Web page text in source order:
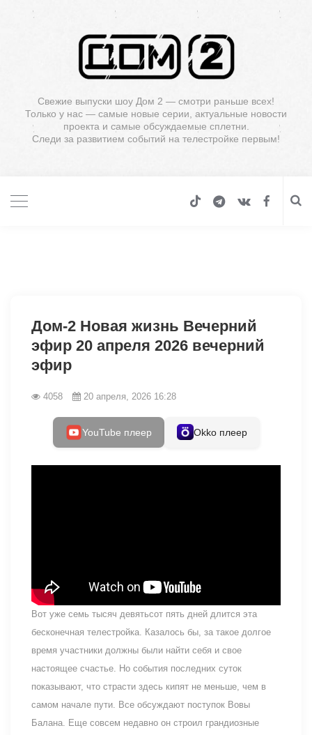
Свежие выпуски шоу Дом 2 — смотри раньше всех!
Только у нас — самые новые серии, актуальные новости
проекта и самые обсуждаемые сплетни.
Следи за развитием событий на телестройке первым!
Дом-2 Новая жизнь Вечерний
эфир 20 апреля 2026 вечерний
эфир
4058 20 апреля, 2026 16:28
YouTube плеер Okko плеер
Вот уже семь тысяч девятьсот пять дней длится эта
бесконечная телестройка. Казалось бы, за такое долгое
время участники должны были найти себя и свое
настоящее счастье. Но события последних суток
показывают, что страсти здесь кипят не меньше, чем в
самом начале пути. Все обсуждают поступок Вовы
Балана. Еще совсем недавно он строил грандиозные